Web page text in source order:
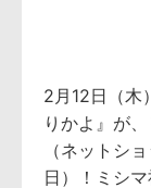
2月12日（
りかよ』が
（ネットシ
日）！ミシ